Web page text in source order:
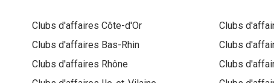
Clubs d'affaires Côte-d'Or Clubs
Clubs d'affaires Bas-Rhin Clubs
Clubs d'affaires Rhône Clubs